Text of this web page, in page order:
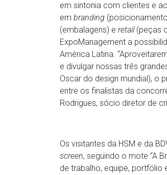
em sintonia com clientes e
em branding
(embalagens) e retail(peças
ExpoManagement a
América Latina.
e divulgar nossas três
Oscar do design mundial), o
entre os finalistas da
Rodrigues, sócio diretor de
Os visitantes da HSM e da
screen, seguindo o mote “A
de trabalho, equipe,